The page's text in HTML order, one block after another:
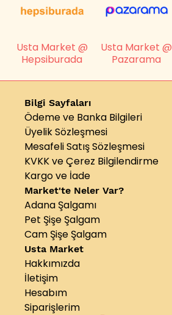
Usta Market @
Hepsiburada
Usta Market @
Pazarama
Bilgi Sayfaları
Ödeme ve Banka Bilgileri
Üyelik Sözleşmesi
Mesafeli Satış Sözleşmesi
KVKK ve Çerez Bilgilendirme
Kargo ve İade
Market'te Neler Var?
Adana Şalgamı
Pet Şişe Şalgam
Cam Şişe Şalgam
Usta Market
Hakkımızda
İletişim
Hesabım
Siparişlerim